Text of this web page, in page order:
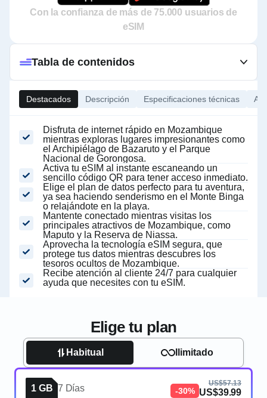
Con la confianza de más de 75.000 usuarios de
eSIM
Destacados Descripción Especificaciones técnicas
Disfruta de internet rápido en Mozambique
mientras exploras lugares impresionantes como
el Archipiélago de Bazaruto y el Parque
Nacional de Gorongosa.
Activa tu eSIM al instante escaneando un
sencillo código QR para tener acceso inmediato.
Elige el plan de datos perfecto para tu aventura,
ya sea haciendo senderismo en el Monte Binga
o relajándote en la playa.
Mantente conectado mientras visitas los
principales atractivos de Mozambique, como
Maputo y la Reserva de Niassa.
Aprovecha la tecnología eSIM segura, que
protege tus datos mientras descubres los
tesoros ocultos de Mozambique.
Recibe atención al cliente 24/7 para cualquier
ayuda que necesites con tu eSIM.
Tabla de contenidos
Elige tu plan
Habitual Ilimitado
1 GB 7 Días -30%
US$57.13
US$39.99